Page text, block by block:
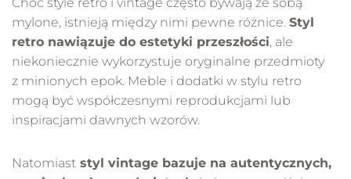
mylone, istnieją między nimi pewne różnice. Styl
retro nawiązuje do estetyki przeszłości, ale
niekoniecznie wykorzystuje oryginalne przedmioty
z minionych epok. Meble i dodatki w stylu retro
mogą być współczesnymi reprodukcjami lub
inspiracjami dawnych wzorów.
Natomiast styl vintage bazuje na autentycznych,